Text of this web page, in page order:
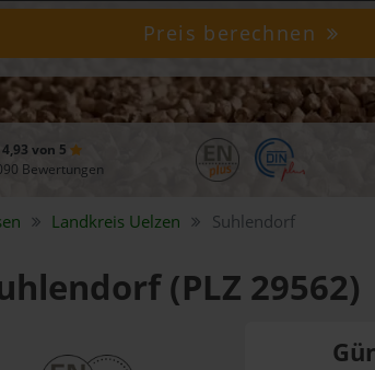
Preis berechnen
4,93 von 5
Bewertungen
Landkreis Uelzen Suhlendorf
(PLZ 29562)